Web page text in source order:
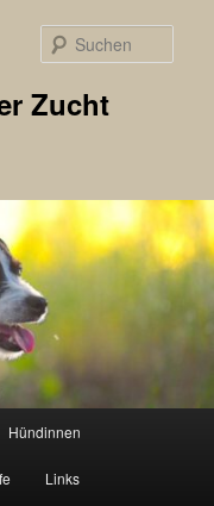
Zucht
Hündinnen
Links